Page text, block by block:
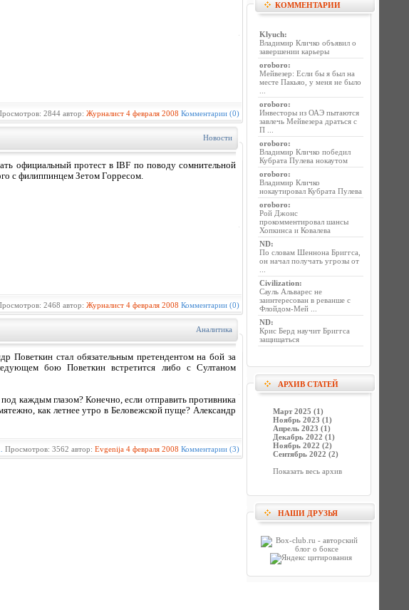
2844 автор: Журналист 4 февраля 2008 Комментарии (0)
Новости
официальный протест в IBF по поводу сомнительной
с филиппинцем Зетом Горресом.
2468 автор: Журналист 4 февраля 2008 Комментарии (0)
Аналитика
Поветкин стал обязательным претендентом на бой за
бою Поветкин встретится либо с Султаном
каждым глазом? Конечно, если отправить противника
как летнее утро в Беловежской пуще? Александр
Просмотров: 3562 автор: Evgenija 4 февраля 2008 Комментарии (3)
КОММЕНТАРИИ
Klyuch:
Владимир Кличко объявил о
завершении карьеры
oroboro:
Мейвезер: Если бы я был на
месте Пакьяо, у меня не было
oroboro:
Инвесторы из ОАЭ пытаются
завлечь Мейвезера драться с
П ...
oroboro:
Владимир Кличко победил
Кубрата Пулева нокаутом
oroboro:
Владимир Кличко
нокаутировал Кубрата Пулева
oroboro:
Рой Джонс
прокомментировал шансы
Хопкинса и Ковалева
ND:
По словам Шеннона Бриггса,
он начал получать угрозы от
Civilization:
Сауль Альварес не
заинтересован в реванше с
Флойдом-Мей ...
ND:
Крис Берд научит Бриггса
защищаться
АРХИВ СТАТЕЙ
Март 2025 (1)
Ноябрь 2023 (1)
Апрель 2023 (1)
Декабрь 2022 (1)
Ноябрь 2022 (2)
Сентябрь 2022 (2)
Показать весь архив
НАШИ ДРУЗЬЯ